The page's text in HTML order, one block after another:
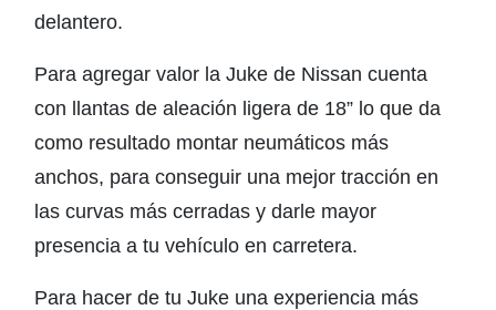
delantero.
Para agregar valor la Juke de Nissan cuenta
con llantas de aleación ligera de 18” lo que da
como resultado montar neumáticos más
anchos, para conseguir una mejor tracción en
las curvas más cerradas y darle mayor
presencia a tu vehículo en carretera.
Para hacer de tu Juke una experiencia más